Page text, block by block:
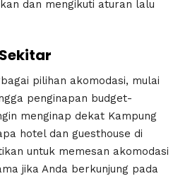
dan mengikuti aturan lalu
pilihan akomodasi, mulai
penginapan budget-
menginap dekat Kampung
hotel dan guesthouse di
untuk memesan akomodasi
jika Anda berkunjung pada